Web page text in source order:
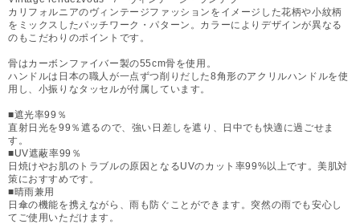
カリフォルニアのヴィンテージファッションをイメージした花柄や小紋柄
をミックスしたパッチワーク・パターン。カラーによりデザインが異なる
のもこだわりのポイントです。
骨はカーボンファイバー製の55cm骨を使用。
ハンドルは日本の職人が一点ずつ削りだした8角形のアクリルハンドルを使
用し、小振りなタッセルが付属しています。
■遮光率99％
直射日光を99％遮るので、強い日差しを遮り、日中でも快適に過ごせま
す。
■UV遮蔽率99％
日焼けやお肌のトラブルの原因となるUVのカット率99%以上です。美肌対
策におすすめです。
■晴雨兼用
日傘の機能を携えながら、雨も防ぐことができます。突然の雨でも安心し
てご使用いただけます。